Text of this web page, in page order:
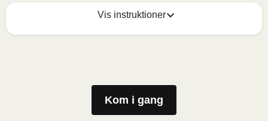
Vis instruktioner
minutter. Lad derefter måltidet hvile i yderligere 1
minut, inden du fjerner folien. Vær forsigtig med den
Kom i gang